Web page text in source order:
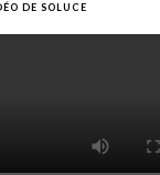
DE SOLUCE